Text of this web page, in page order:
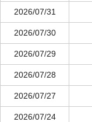
2026/07/31
2026/07/30
2026/07/29
2026/07/28
2026/07/27
2026/07/24